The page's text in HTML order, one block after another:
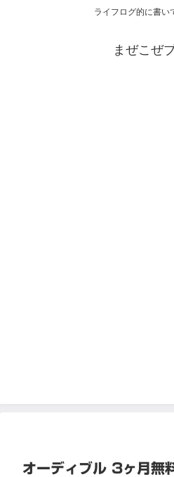
ライフログ的に書い
まぜこぜ
オーディブル 3ヶ月無